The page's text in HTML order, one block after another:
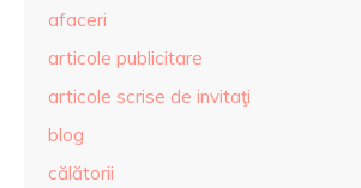
afaceri
articole publicitare
articole scrise de invitaţi
blog
călătorii